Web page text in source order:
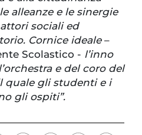
alleanze e le sinergie
sociali ed
Cornice ideale –
Scolastico - l’inno
e del coro del
quale gli studenti e i
gli ospiti”.